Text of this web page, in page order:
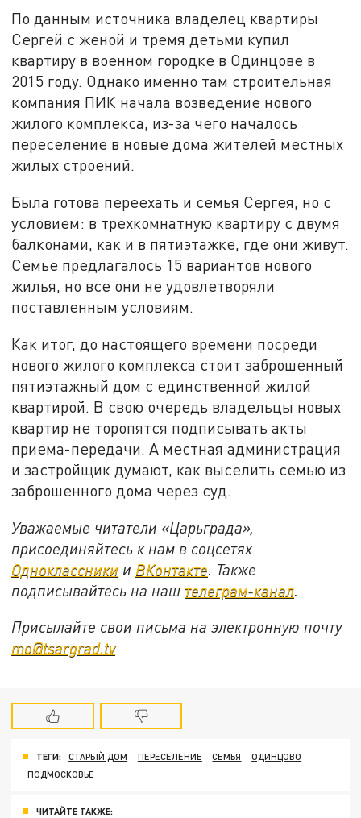
По данным источника владелец квартиры
Сергей с женой и тремя детьми купил
квартиру в военном городке в Одинцове в
2015 году. Однако именно там строительная
компания ПИК начала возведение нового
жилого комплекса, из-за чего началось
переселение в новые дома жителей местных
жилых строений.
Была готова переехать и семья Сергея, но с
условием: в трехкомнатную квартиру с двумя
балконами, как и в пятиэтажке, где они живут.
Семье предлагалось 15 вариантов нового
жилья, но все они не удовлетворяли
поставленным условиям.
Как итог, до настоящего времени посреди
нового жилого комплекса стоит заброшенный
пятиэтажный дом с единственной жилой
квартирой. В свою очередь владельцы новых
квартир не торопятся подписывать акты
приема-передачи. А местная администрация
и застройщик думают, как выселить семью из
заброшенного дома через суд.
Уважаемые читатели «Царьграда»,
присоединяйтесь к нам в соцсетях
Одноклассники и ВКонтакте . Также
подписывайтесь на наш телеграм-канал
Присылайте свои письма на электронную почту
mo@tsargrad.tv
ТЕГИ: СТАРЫЙ ДОМ ПЕРЕСЕЛЕНИЕ СЕМЬЯ
ОДИНЦОВО
ПОДМОСКОВЬЕ
ЧИТАЙТЕ ТАКЖЕ: